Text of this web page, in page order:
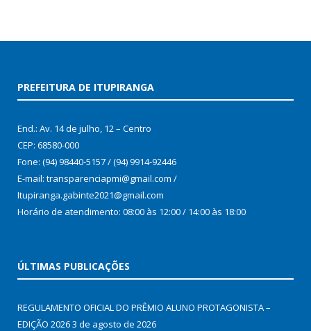
PREFEITURA DE ITUPIRANGA
End.: Av. 14 de julho, 12 – Centro
CEP: 68580-000
Fone: (94) 98440-5157 / (94) 9914-92446
E-mail: transparenciapmi@gmail.com /
Itupiranga.gabinte2021@gmail.com
Horário de atendimento: 08:00 às 12:00 / 14:00 às 18:00
ÚLTIMAS PUBLICAÇÕES
REGULAMENTO OFICIAL DO PRÊMIO ALUNO PROTAGONISTA –
EDIÇÃO 20263 de agosto de 2026